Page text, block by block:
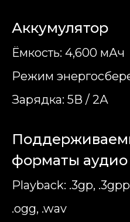
Аккумулятор
Ёмкость: 4,600 мАч
Режим
Зарядка: 5В / 2А
форматы аудио
Playback: .3gp,
.ogg, .wav